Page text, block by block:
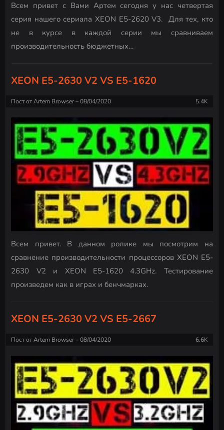
Всем привет с Вами Артем сегодня у нас четвертая
серия нашего сериала XEON E5-2620 V3. Для тех, кто
не в курсе в каждой серии мы сравниваем
производительность бюджетных…
XEON E5-2630 V2 VS E5-1620
Пост отArtem Browser 08/04/2020 5.4K
Всем привет. В данном ролике мы посмотрим на
сравнение производительности процессоров XEON E5-
2630 V2 и XEON E5-1620 4.3GHz. Тестирование
произведем как в играх и бенчмарках.
XEON E5-2630 V2 VS E5-2667
Пост отArtem Browser 08/04/2020 6.6K